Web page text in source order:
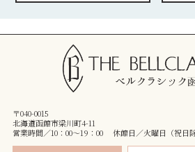
〒040-0015
北海道函館市梁川町4-11
営業時間／10：00～19：00 休館日／火曜日（祝日